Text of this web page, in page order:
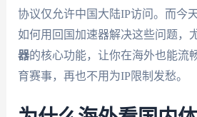
协议仅允许中国大陆IP访问。而今
如何用回国加速器解决这些问题，
器的核心功能，让你在海外也能流
育赛事，再也不用为IP限制发愁。